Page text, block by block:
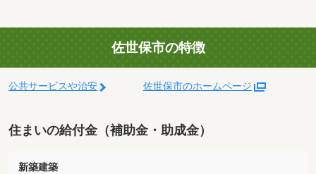
佐世保市の特徴
公共サービスや治安 佐世保市のホームページ
住まいの給付金（補助金・助成金）
新築建築